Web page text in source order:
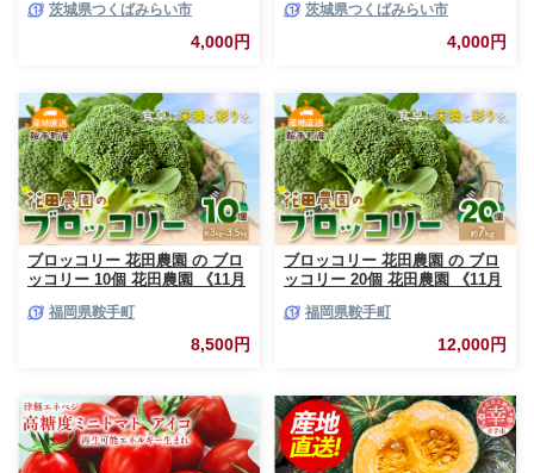
生野菜 食べやすい 若葉 使い切
り 旬 新鮮 国産 彩り 大容量
茨城県つくばみらい市
4,000円
生野菜 食べやすい 若葉 ファミ
リー 旬 新鮮 国産 彩り 大容量
茨城県つくばみらい市
4,000円
ブロッコリー 花田農園 の ブロ
ッコリー 10個 花田農園 《11月
町 ぶろっこりー 野菜 ブロッコ
リー 産地直送 送料無料
福岡県鞍手町
8,500円
ブロッコリー 花田農園 の ブロ
ッコリー 20個 花田農園 《11月
町 ぶろっこりー 野菜 ブロッコ
リー 産地直送 送料無料
福岡県鞍手町
12,000円